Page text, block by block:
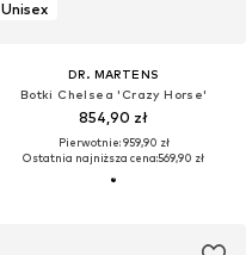
Unisex
DR. MARTENS
Botki Chelsea 'Crazy Horse'
854,90 zł
Pierwotnie: 959,90 zł
Ostatnia najniższa cena:569,90 zł